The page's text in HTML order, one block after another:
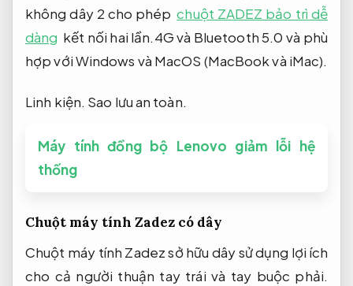
không dây 2 cho phép chuột ZADEZ bảo trì dễ
dàng kết nối hai lần.4G và Bluetooth 5.0 và phù
hợp với Windows và MacOS (MacBook và iMac).
Linh kiện. Sao lưu an toàn.
Máy tính đồng bộ Lenovo giảm lỗi hệ
thống
Chuột máy tính Zadez có dây
Chuột máy tính Zadez sở hữu dây sử dụng lợi ích
cho cả người thuận tay trái và tay buộc phải.